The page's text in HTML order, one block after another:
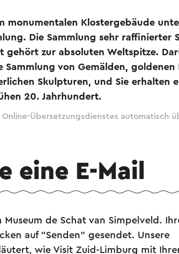
monumentalen Klostergebäude
Die Sammlung sehr raffinierter
gehört zur absoluten Weltspitze.
von Gemälden, goldenen
Skulpturen, und Sie erhalten
20. Jahrhundert.
Übersetzungsdienstes automatisch
eine E-Mail
Museum de Schat van Simpelveld.
auf "Senden" gesendet. Unsere
wie Visit Zuid-Limburg mit